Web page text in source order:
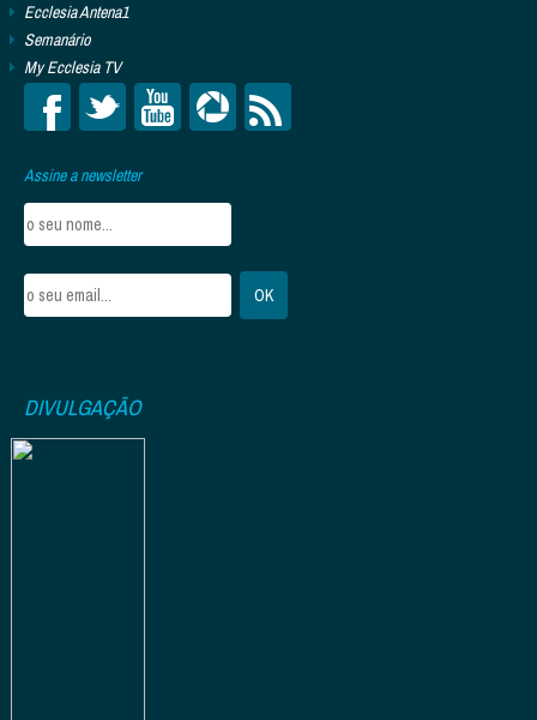
Ecclesia Antena1
Semanário
My Ecclesia TV
Assine a newsletter
DIVULGAÇÃO